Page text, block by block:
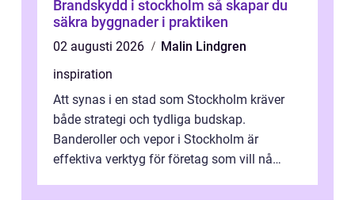
Brandskydd i stockholm så skapar du
säkra byggnader i praktiken
02 augusti 2026
Malin Lindgren
inspiration
Att synas i en stad som Stockholm kräver
både strategi och tydliga budskap.
Banderoller och vepor i Stockholm är
effektiva verktyg för företag som vill nå